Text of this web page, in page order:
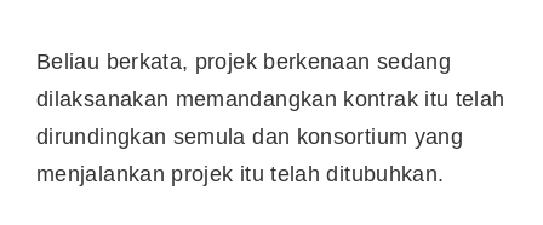
Beliau berkata, projek berkenaan sedang
dilaksanakan memandangkan kontrak itu telah
dirundingkan semula dan konsortium yang
menjalankan projek itu telah ditubuhkan.